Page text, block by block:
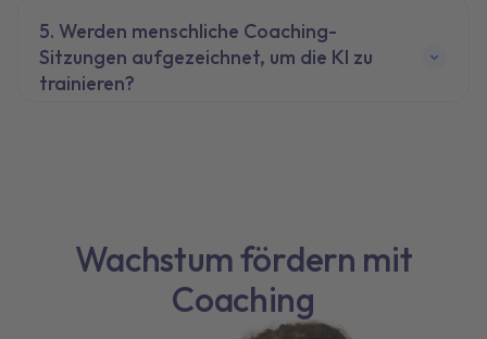
Werden menschliche Coaching-
Sitzungen aufgezeichnet, um die KI zu
trainieren?
Wachstum fördern mit
Coaching